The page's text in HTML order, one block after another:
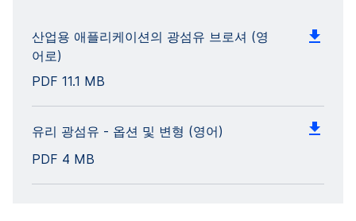
산업용 애플리케이션의 광섬유 브로셔 (영
어로)
PDF 11.1 MB
유리 광섬유 - 옵션 및 변형 (영어)
PDF 4 MB